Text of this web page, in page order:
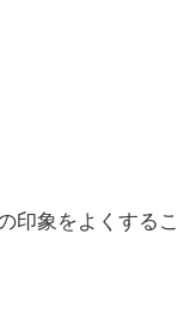
印象をよくするこ